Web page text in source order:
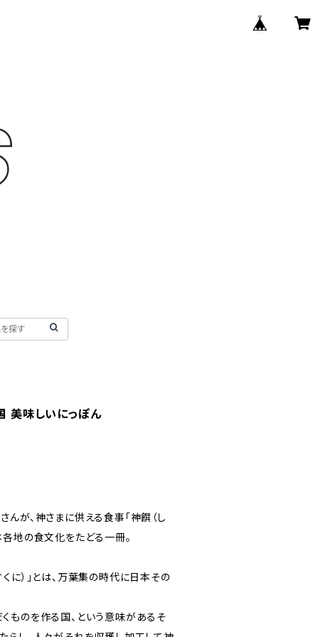
美味しいにっぽん
んが、神さまに供える食事「神饌（し
各地の食文化をたどる一冊。
に）」とは、万葉集の時代に日本その
ものを作る国、という意味があるそ